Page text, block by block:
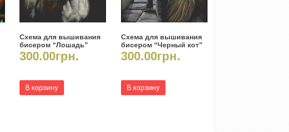
Схема для вышивания
бисером “Лошадь”
300.00грн.
В корзину
Схема для вышивания
бисером “Черный кот”
300.00грн.
В корзину